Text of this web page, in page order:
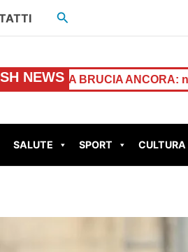
Cerca
NEWS
ANCORA: nuovo incendio in
SALUTE SPORT CULTURA